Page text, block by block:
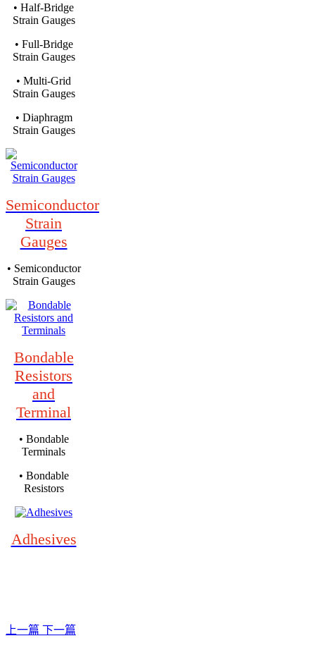
• Half-Bridge
Strain Gauges
• Full-Bridge
Strain Gauges
• Multi-Grid
Strain Gauges
• Diaphragm
Strain Gauges
Semiconductor
Strain
Gauges
• Semiconductor
Strain Gauges
Bondable
Resistors
and
Terminal
• Bondable
Terminals
• Bondable
Resistors
Adhesives
上一篇 下一篇